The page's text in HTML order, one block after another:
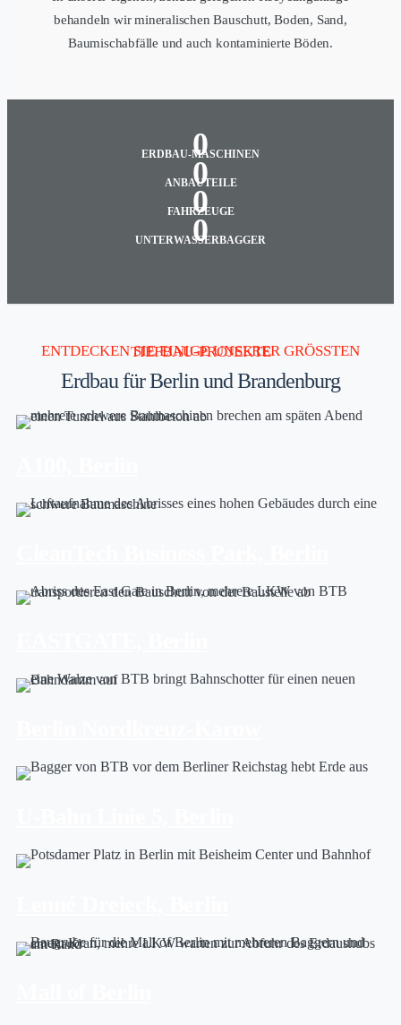
behandeln wir mineralischen Bauschutt, Boden, Sand,
Baumischabfälle und auch kontaminierte Böden.
0
ERDBAU-MASCHINEN
0
ANBAUTEILE
0
FAHRZEUGE
0
UNTERWASSERBAGGER
ENTDECKEN SIE EINIGE UNSERER GRÖSSTEN TIEFBAU-PROJEKTE
Erdbau für Berlin und Brandenburg